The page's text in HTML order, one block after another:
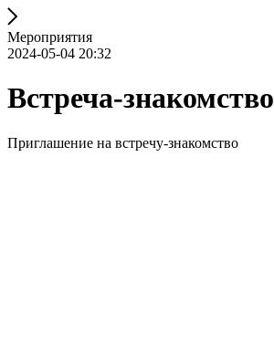
Мероприятия
2024-05-04 20:32
Встреча-знакомство
Приглашение на встречу-знакомство